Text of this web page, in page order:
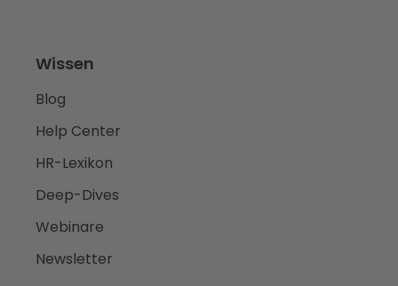
Wissen
Blog
Help Center
HR-Lexikon
Deep-Dives
Webinare
Newsletter